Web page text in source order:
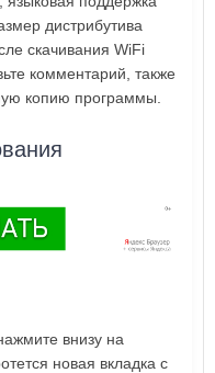
дистрибутива
скачивания WiFi
комментарий, также
копию программы.
внизу на
новая вкладка с